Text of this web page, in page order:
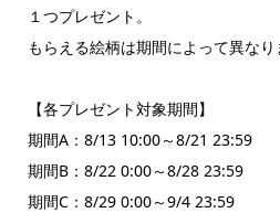
１つプレゼント。
もらえる絵柄は期間によって異なり
【各プレゼント対象期間】
期間A：8/13 10:00～8/21 23:59
期間B：8/22 0:00～8/28 23:59
期間C：8/29 0:00～9/4 23:59